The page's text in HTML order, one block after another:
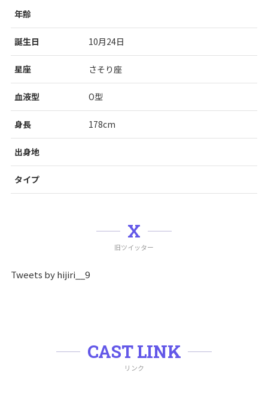
年齢
誕生日 10月24日
星座 さそり座
血液型 O型
身長 178cm
出身地
タイプ
X
旧ツイッター
Tweets by hijiri__9
CAST LINK
リンク